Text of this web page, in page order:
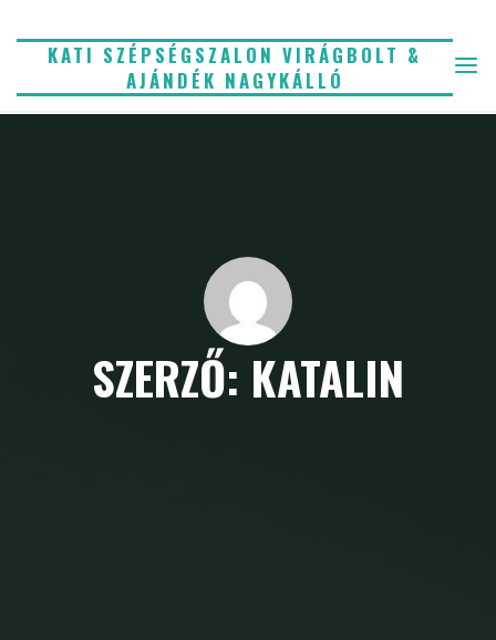
KATI SZÉPSÉGSZALON VIRÁGBOLT &
AJÁNDÉK NAGYKÁLLÓ
SZERZŐ: KATALIN